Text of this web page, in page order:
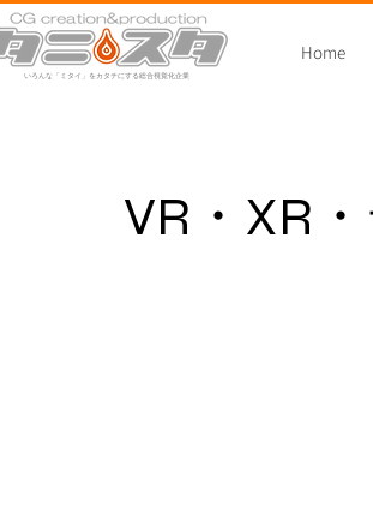
いろんな​「ミタイ」をカタチにする総合視覚化企業
Home
VR・XR